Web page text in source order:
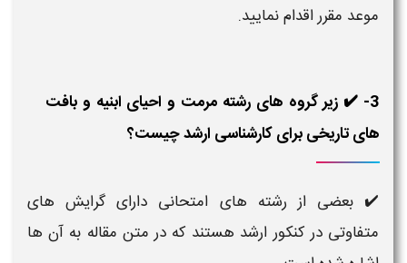
موعد مقرر اقدام نمایید.
3- ✔️ زیر گروه های رشته مرمت و احیای ابنیه و بافت
های تاریخی برای کارشناسی ارشد چیست؟
✔️ بعضی از رشته های امتحانی دارای گرایش های
متفاوتی در کنکور ارشد هستند که در متن مقاله به آن ها